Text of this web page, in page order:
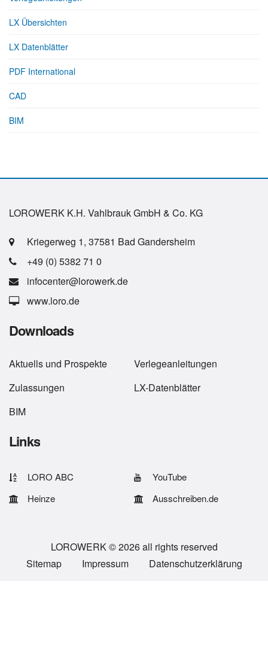
LX Übersichten
LX Datenblätter
PDF International
CAD
BIM
LOROWERK K.H. Vahlbrauk GmbH & Co. KG
Kriegerweg 1, 37581 Bad Gandersheim
+49 (0) 5382 71 0
infocenter@lorowerk.de
www.loro.de
Downloads
Aktuells und Prospekte
Verlegeanleitungen
Zulassungen
LX-Datenblätter
BIM
Links
LORO ABC
YouTube
Heinze
Ausschreiben.de
LOROWERK © 2026 all rights reserved
Sitemap
Impressum Datenschutzerklärung